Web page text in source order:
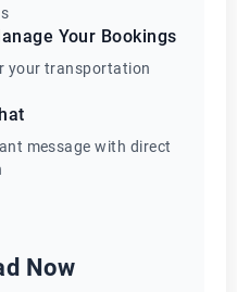
Your Bookings
your transportation
message with direct
Now